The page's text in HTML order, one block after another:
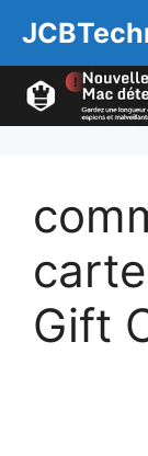
contenu
Gift